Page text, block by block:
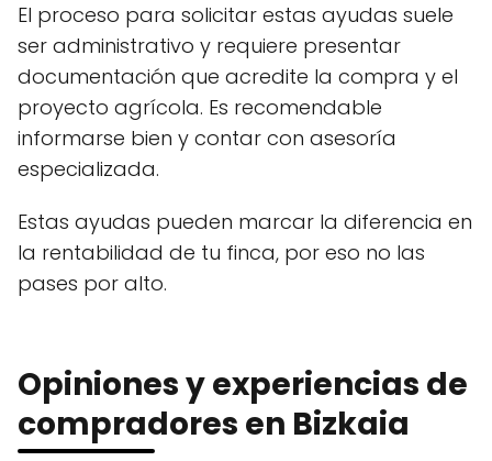
El proceso para solicitar estas ayudas suele
ser administrativo y requiere presentar
documentación que acredite la compra y el
proyecto agrícola. Es recomendable
informarse bien y contar con asesoría
especializada.
Estas ayudas pueden marcar la diferencia en
la rentabilidad de tu finca, por eso no las
pases por alto.
Opiniones y experiencias de
compradores en Bizkaia